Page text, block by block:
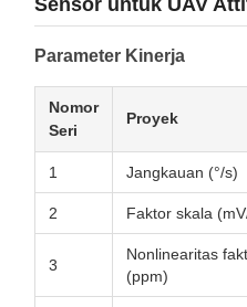
Sensor untuk UAV
Parameter Kinerja
Nomor
Seri
Proyek
1 Jangkauan (°/s)
2 Faktor skala
3
Nonlinearitas
(ppm)